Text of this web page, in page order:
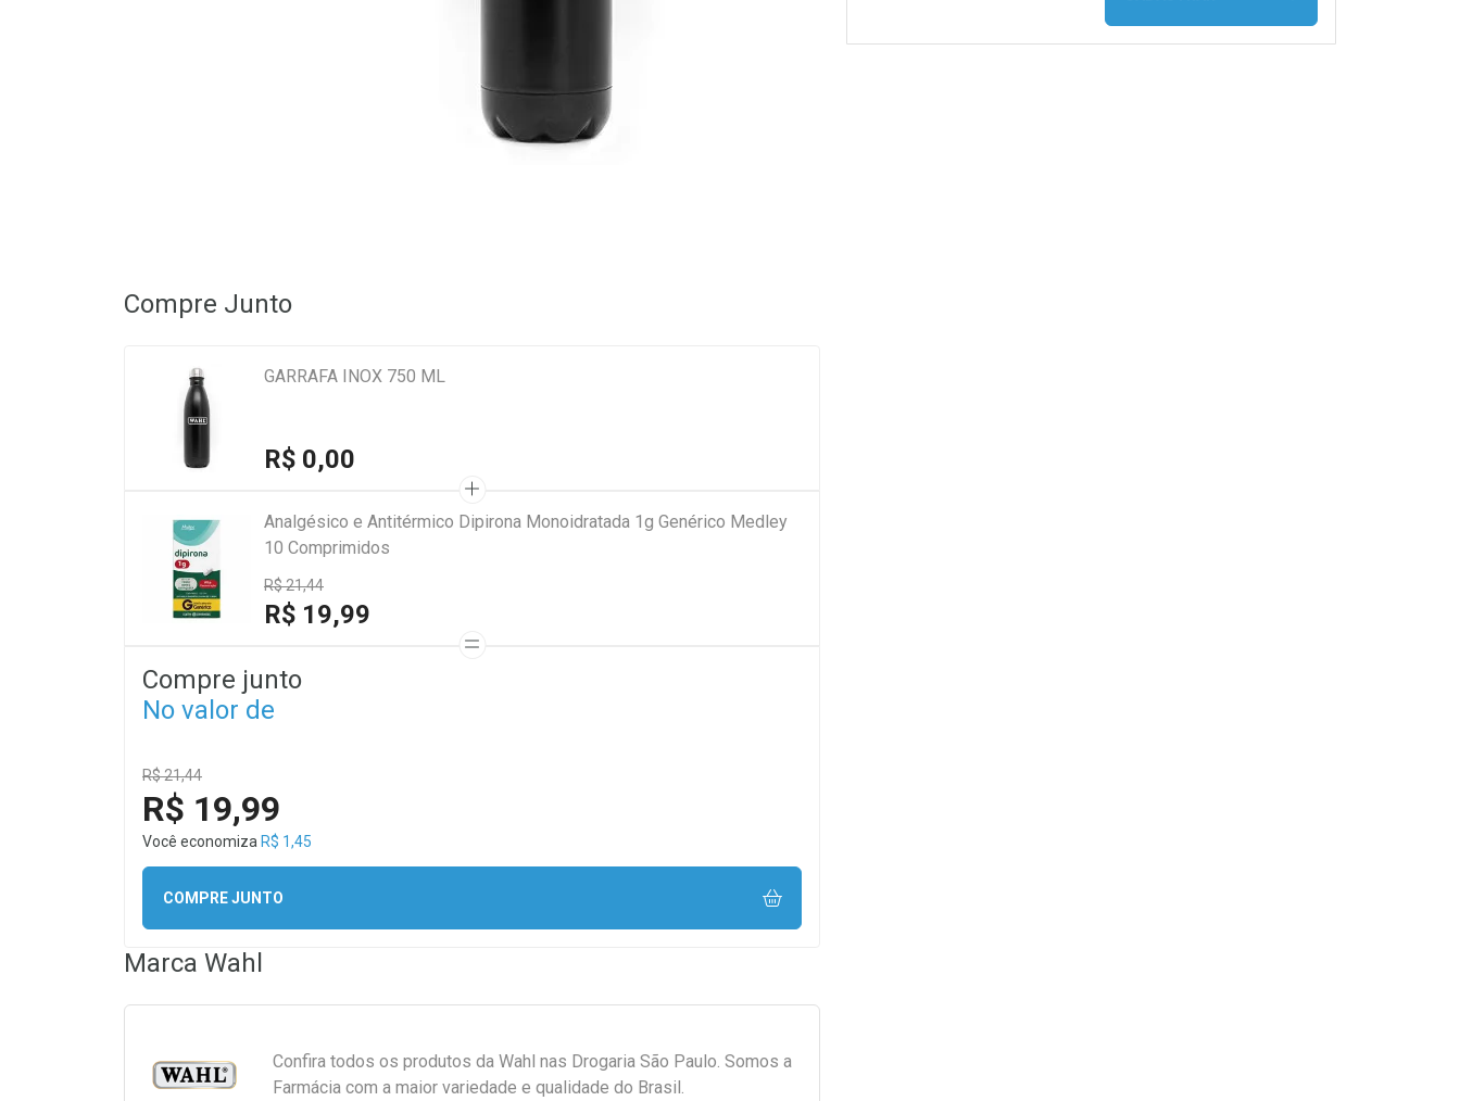
Compre Junto
GARRAFA INOX 750 ML
R$ 0,00
Analgésico e Antitérmico Dipirona Monoidratada 1g Genérico Medley
10 Comprimidos
R$ 21,44
R$ 19,99
Compre junto
No valor de
R$ 21,44
R$ 19,99
Você economiza R$ 1,45
COMPRE JUNTO
Marca Wahl
Confira todos os produtos da Wahl nas Drogaria São Paulo. Somos a
Farmácia com a maior variedade e qualidade do Brasil.